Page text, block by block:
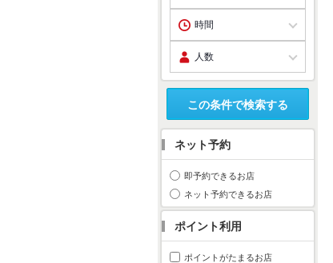
この条件で検索する
ネット予約
即予約できるお店
ネット予約できるお店
ポイント利用
ポイントがたまるお店